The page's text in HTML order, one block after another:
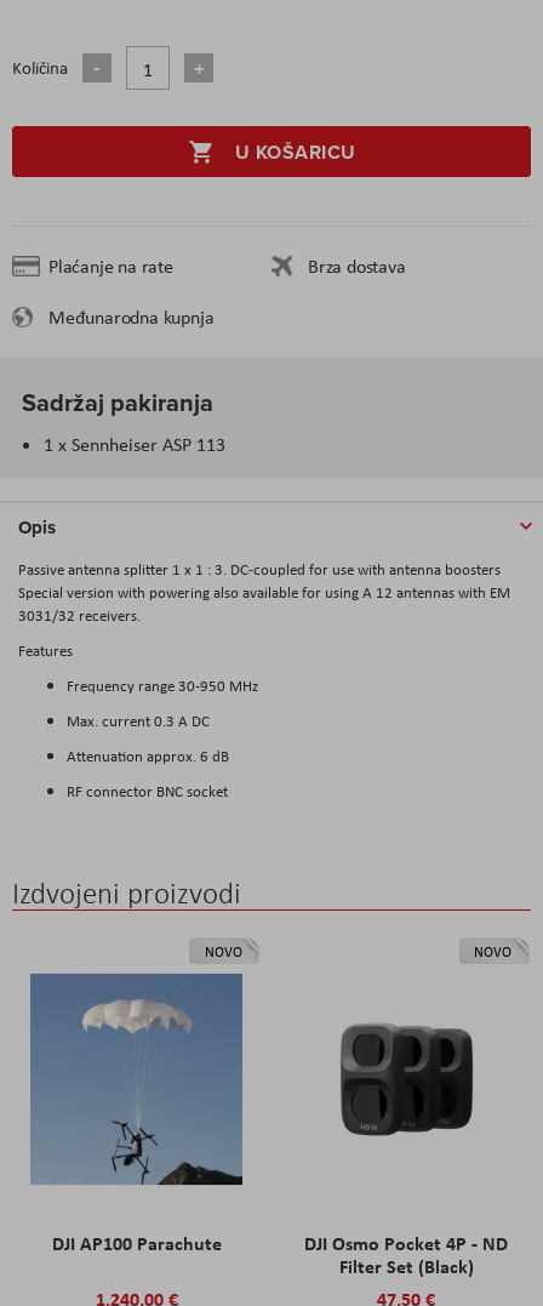
Količina
U KOŠARICU
Plaćanje na rate
Brza dostava
Međunarodna kupnja
Sadržaj pakiranja
1 x Sennheiser ASP 113
Opis
Passive antenna splitter 1 x 1 : 3. DC-coupled for use with antenna boosters
Special version with powering also available for using A 12 antennas with EM
3031/32 receivers.
Features
Frequency range 30-950 MHz
Max. current 0.3 A DC
Attenuation approx. 6 dB
RF connector BNC socket
Izdvojeni proizvodi
NOVO
DJI AP100 Parachute
1.240,00 €
NOVO
DJI Osmo Pocket 4P - ND
Filter Set (Black)
47,50 €